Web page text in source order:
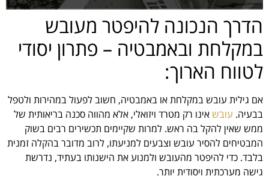
הדרך הנכונה להיפטר מעובש
במקלחת ובאמבטיה – פתרון יסודי
לטווח הארוך:
אם גילית עובש במקלחת או באמבטיה, חשוב לפעול במהירות ולטפל
בבעיה. עובשאינו רק מטרד ויזואלי, אלא מהווה סכנה בריאותית של
ממש שאין להקל בה ראש. למרות שקיימים תכשירים רבים בשוק
המבטיחים להסיר עובש וצבעים למניעתו, לרוב מדובר בהקלה זמנית
בלבד. כדי להיפטר מהעובש ולמנוע את הישנותו בעתיד, נדרשת
גישה מערכתית ויסודית יותר.